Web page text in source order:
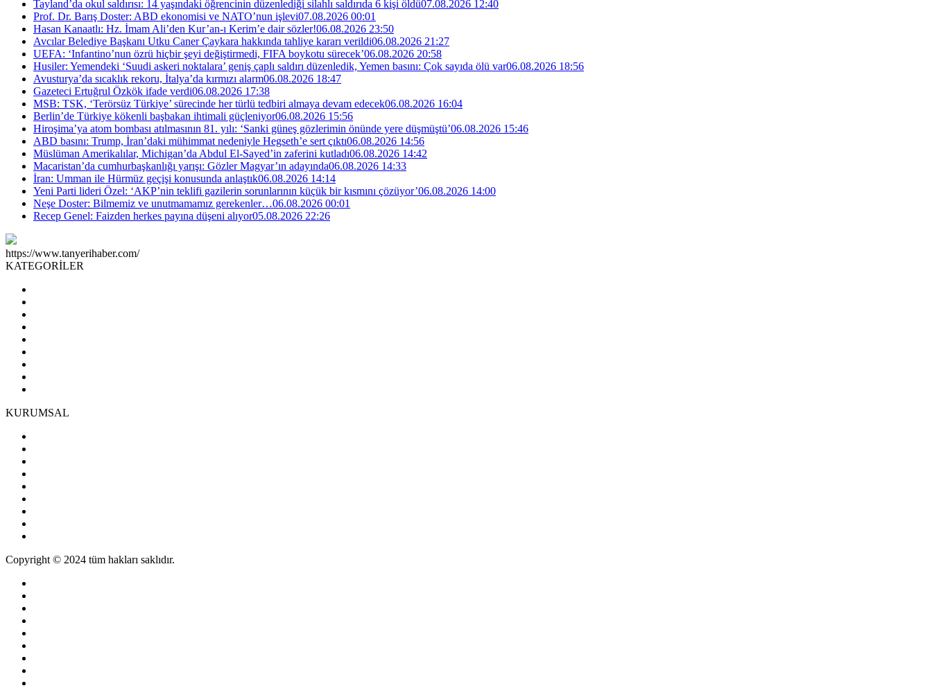
Tayland’da okul saldırısı: 14 yaşındaki öğrencinin düzenlediği silahlı saldırıda 6 kişi öldü07.08.2026 12:40
Prof. Dr. Barış Doster: ABD ekonomisi ve NATO’nun işlevi07.08.2026 00:01
Hasan Kanaatlı: Hz. İmam Ali’den Kur’an-ı Kerim’e dair sözler!06.08.2026 23:50
Avcılar Belediye Başkanı Utku Caner Çaykara hakkında tahliye kararı verildi06.08.2026 21:27
UEFA: ‘Infantino’nun özrü hiçbir şeyi değiştirmedi, FIFA boykotu sürecek’06.08.2026 20:58
Husiler: Yemendeki ‘Suudi askeri noktalara’ geniş çaplı saldırı düzenledik, Yemen basını: Çok sayıda ölü var06.08.2026 18:56
Avusturya’da sıcaklık rekoru, İtalya’da kırmızı alarm06.08.2026 18:47
Gazeteci Ertuğrul Özkök ifade verdi06.08.2026 17:38
MSB: TSK, ‘Terörsüz Türkiye’ sürecinde her türlü tedbiri almaya devam edecek06.08.2026 16:04
Berlin’de Türkiye kökenli başbakan ihtimali güçleniyor06.08.2026 15:56
Hiroşima’ya atom bombası atılmasının 81. yılı: ‘Sanki güneş gözlerimin önünde yere düşmüştü’06.08.2026 15:46
ABD basını: Trump, İran’daki mühimmat nedeniyle Hegseth’e sert çıktı06.08.2026 14:56
Müslüman Amerikalılar, Michigan’da Abdul El-Sayed’in zaferini kutladı06.08.2026 14:42
Macaristan’da cumhurbaşkanlığı yarışı: Gözler Magyar’ın adayında06.08.2026 14:33
İran: Umman ile Hürmüz geçişi konusunda anlaştık06.08.2026 14:14
Yeni Parti lideri Özel: ‘AKP’nin teklifi gazilerin sorunlarının küçük bir kısmını çözüyor’06.08.2026 14:00
Neşe Doster: Bilmemiz ve unutmamamız gerekenler…06.08.2026 00:01
Recep Genel: Faizden herkes payına düşeni alıyor05.08.2026 22:26
https://www.tanyerihaber.com/
KATEGORİLER
KURUMSAL
Copyright © 2024 tüm hakları saklıdır.